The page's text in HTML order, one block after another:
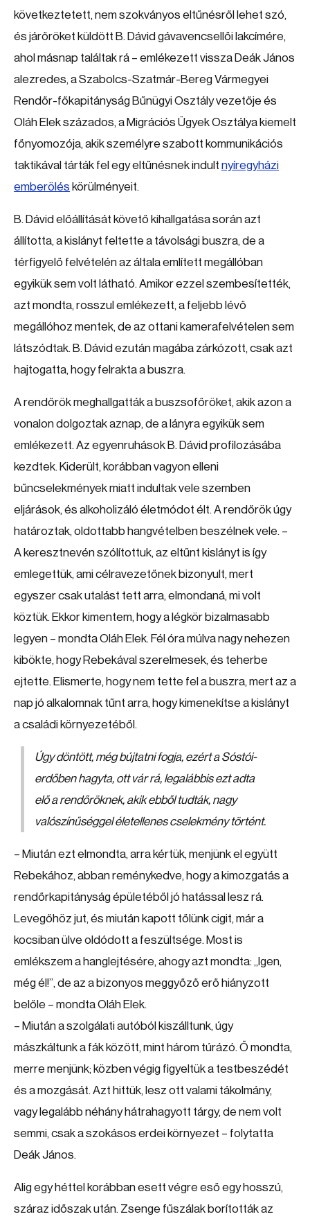
következtetett, nem szokványos eltűnésről lehet szó,
és járőröket küldött B. Dávid gávavencsellői lakcímére,
ahol másnap találtak rá – emlékezett vissza Deák János
alezredes, a Szabolcs-Szatmár-Bereg Vármegyei
Rendőr-főkapitányság Bűnügyi Osztály vezetője és
Oláh Elek százados, a Migrációs Ügyek Osztálya kiemelt
főnyomozója, akik személyre szabott kommunikációs
taktikával tárták fel egy eltűnésnek indult nyíregyházi
emberölés körülményeit.
B. Dávid előállítását követő kihallgatása során azt
állította, a kislányt feltette a távolsági buszra, de a
térfigyelő felvételén az általa említett megállóban
egyikük sem volt látható. Amikor ezzel szembesítették,
azt mondta, rosszul emlékezett, a feljebb lévő
megállóhoz mentek, de az ottani kamerafelvételen sem
látszódtak. B. Dávid ezután magába zárkózott, csak azt
hajtogatta, hogy felrakta a buszra.
A rendőrök meghallgatták a buszsofőröket, akik azon a
vonalon dolgoztak aznap, de a lányra egyikük sem
emlékezett. Az egyenruhások B. Dávid profilozásába
kezdtek. Kiderült, korábban vagyon elleni
bűncselekmények miatt indultak vele szemben
eljárások, és alkoholizáló életmódot élt. A rendőrök úgy
határoztak, oldottabb hangvételben beszélnek vele. –
A keresztnevén szólítottuk, az eltűnt kislányt is így
emlegettük, ami célravezetőnek bizonyult, mert
egyszer csak utalást tett arra, elmondaná, mi volt
köztük. Ekkor kimentem, hogy a légkör bizalmasabb
legyen – mondta Oláh Elek. Fél óra múlva nagy nehezen
kibökte, hogy Rebekával szerelmesek, és teherbe
ejtette. Elismerte, hogy nem tette fel a buszra, mert az a
nap jó alkalomnak tűnt arra, hogy kimenekítse a kislányt
a családi környezetéből.
Úgy döntött, még bújtatni fogja, ezért a Sóstói-
erdőben hagyta, ott vár rá, legalábbis ezt adta
elő a rendőröknek, akik ebből tudták, nagy
valószínűséggel életellenes cselekmény történt.
– Miután ezt elmondta, arra kértük, menjünk el együtt
Rebekához, abban reménykedve, hogy a kimozgatás a
rendőrkapitányság épületéből jó hatással lesz rá.
Levegőhöz jut, és miután kapott tőlünk cigit, már a
kocsiban ülve oldódott a feszültsége. Most is
emlékszem a hanglejtésére, ahogy azt mondta: „Igen,
még él!”, de az a bizonyos meggyőző erő hiányzott
belőle – mondta Oláh Elek.
– Miután a szolgálati autóból kiszálltunk, úgy
mászkáltunk a fák között, mint három túrázó. Ő mondta,
merre menjünk; közben végig figyeltük a testbeszédét
és a mozgását. Azt hittük, lesz ott valami tákolmány,
vagy legalább néhány hátrahagyott tárgy, de nem volt
semmi, csak a szokásos erdei környezet – folytatta
Deák János.
Alig egy héttel korábban esett végre eső egy hosszú,
száraz időszak után. Zsenge fűszálak borították az